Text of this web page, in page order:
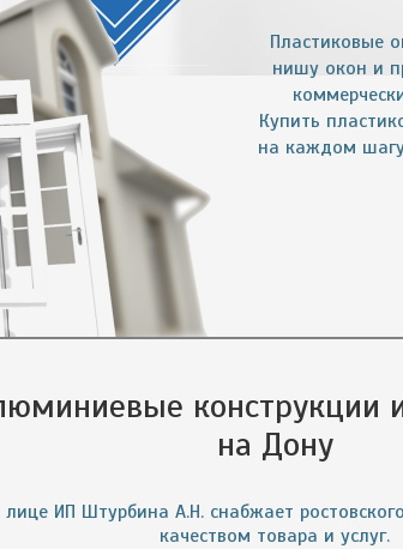
Пластиковые
нишу окон и
Купить
на каждом
конструкции
на Дону
ИП Штурбина А.Н. снабжает
качеством товара и услуг.